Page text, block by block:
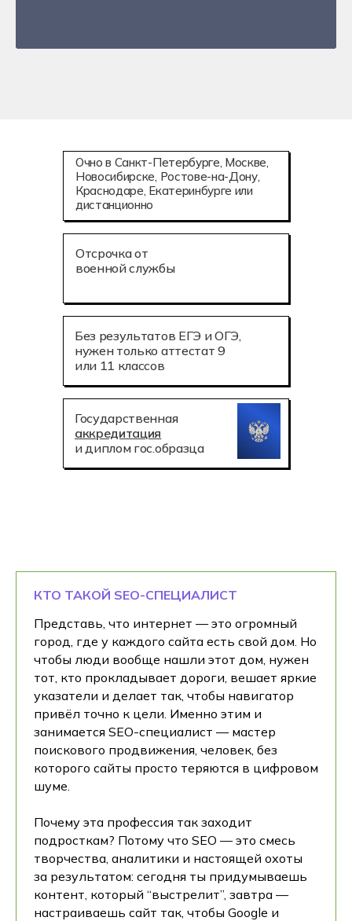
Государственная
аккредитация
и диплом гос.образца
Отсрочка от
военной службы
Без результатов ЕГЭ и ОГЭ,
нужен только аттестат 9
или 11 классов
Очно в Санкт-Петербурге, Москве,
Новосибирске, Ростове-на-Дону,
Краснодаре, Екатеринбурге или
дистанционно
КТО ТАКОЙ SEO-СПЕЦИАЛИСТ
Представь, что интернет — это огромный
город, где у каждого сайта есть свой дом. Но
чтобы люди вообще нашли этот дом, нужен
тот, кто прокладывает дороги, вешает яркие
указатели и делает так, чтобы навигатор
привёл точно к цели. Именно этим и
занимается SEO-специалист — мастер
поискового продвижения, человек, без
которого сайты просто теряются в цифровом
шуме.
Почему эта профессия так заходит
подросткам? Потому что SEO — это смесь
творчества, аналитики и настоящей охоты
за результатом: сегодня ты придумываешь
контент, который “выстрелит”, завтра —
настраиваешь сайт так, чтобы Google и